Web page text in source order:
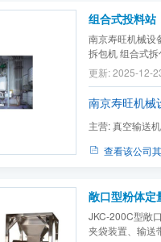
组合式投料站
南京寿旺机械设
拆包机 组合式
更新: 2025-12-
南京寿旺机械
主营:真空输送
查看该公司
敞口型粉体定
JKC-200C型敞
夹袋装置、输送